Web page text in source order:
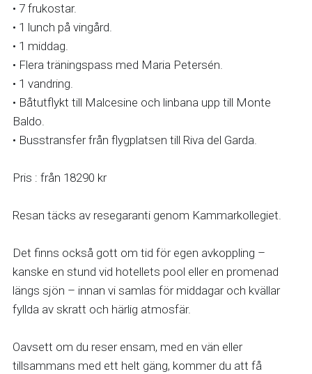
• 7 frukostar.
• 1 lunch på vingård.
• 1 middag.
• Flera träningspass med Maria Petersén.
• 1 vandring.
• Båtutflykt till Malcesine och linbana upp till Monte
Baldo.
• Busstransfer från flygplatsen till Riva del Garda.
Pris : från 18290 kr
Resan täcks av resegaranti genom Kammarkollegiet.
Det finns också gott om tid för egen avkoppling –
kanske en stund vid hotellets pool eller en promenad
längs sjön – innan vi samlas för middagar och kvällar
fyllda av skratt och härlig atmosfär.
Oavsett om du reser ensam, med en vän eller
tillsammans med ett helt gäng, kommer du att få